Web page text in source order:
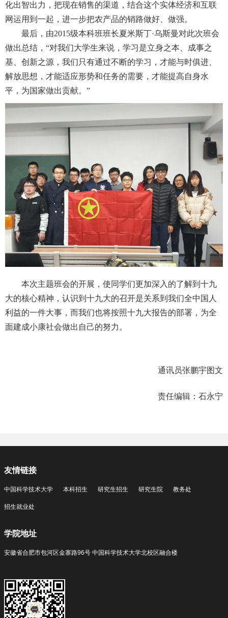
化出智出力，把现在销售的渠道，结合这个实体经济和互联
网运用到一起，进一步把农产品的销路做好、做强。
最后，由2015级本科班班长夏米斯丁·乌斯曼对此次班会
做出总结，“对我们大学生来说，学习是立身之本、成事之
基、创新之源，我们只有通过不断的学习，才能与时俱进、
解放思想，才能适应形势和任务的需要，才能提高自身水
平，为国家做出贡献。”
本次主题班会的开展，使同学们更加深入的了解到十九
大的核心精神，认识到十九大的召开是关系到我们全中国人
利益的一件大事，而我们也将按照十九大报告的部署，为全
面建成小康社会做出自己的努力。
通讯员张鹏宇图文
责任编辑：石永宁
友情链接
中国科学技术大学 本科招生 研究生招生 研究生院 教务处
招生就业处
学院地址
安徽省合肥市包河区金寨路96号 中国科学技术大学北校区融合楼